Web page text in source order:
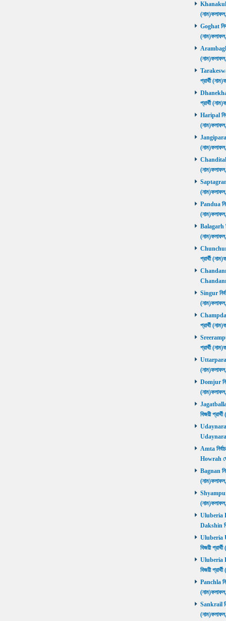
Khanakul
Goghat
Arambagh
প্রার্থী
Dhanekhali
প্রার্থী
Haripal
Jangipara
Chanditala
Saptagram
Pandua
Balagarh
Chunchura
প্রার্থী
Singur
প্রার্থী
প্রার্থী
Uttarpara
Domjur
বিজয়ী
Amta
Howrah
Bagnan
Shyampur
Uluberia
Dakshin
Uluberia
বিজয়ী
Uluberia
বিজয়ী
Panchla
Sankrail